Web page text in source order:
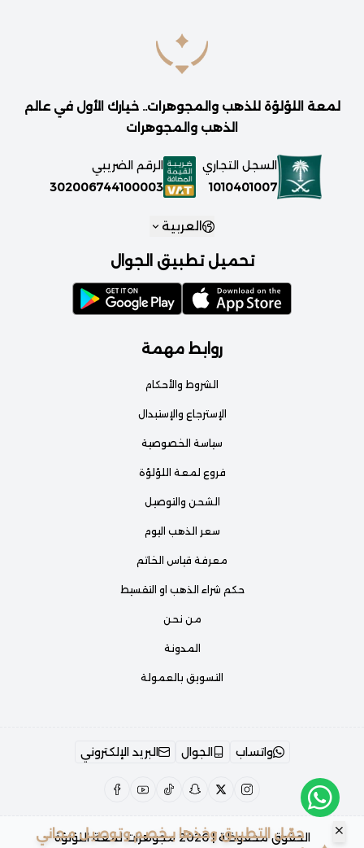
روابط مهمة
الشروط والأحكام
الإسترجاع والإستبدال
سياسة الخصوصية
فروع لمعة اللؤلؤة
الشحن والتوصيل
سعر الذهب اليوم
معرفة قياس الخاتم
حكم شراء الذهب او التقسيط
من نحن
المدونة
التسويق بالعمولة
لمعة اللؤلؤة للذهب والمجوهرات.. خيارك الأول في عالم
الذهب والمجوهرات
السجل التجاري
1010401007
الرقم الضريبي
302006744100003
العربية
تحميل تطبيق الجوال
واتساب الجوال البريد الإلكتروني
الحقوق محفوظة | 2026 مجوهرات لمعة اللؤلؤة
حمّل التطبيق وخذها بـخصم وتوصيل مجاني